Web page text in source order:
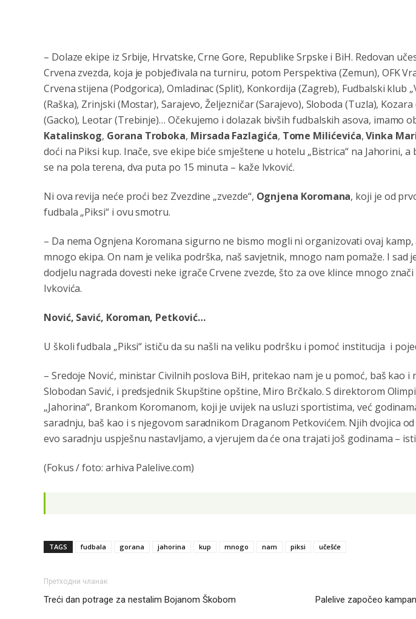
– Dolaze ekipe iz Srbije, Hrvatske, Crne Gore, Republike Srpske i BiH. Redovan
Crvena zvezda, koja je pobjeđivala na turniru, potom Perspektiva (Zemun), OFK
Crvena stijena (Podgorica), Omladinac (Split), Konkordija (Zagreb), Fudbalski klub
(Raška), Zrinjski (Mostar), Sarajevo, Željezničar (Sarajevo), Sloboda (Tuzla),
(Gacko), Leotar (Trebinje)… Očekujemo i dolazak bivših fudbalskih asova, imamo
Katalinskog, Gorana Troboka, Mirsada Fazlagića, Tome Milićevića,Vinka
doći na Piksi kup. Inače, sve ekipe biće smještene u hotelu „Bistrica“ na Jahorini,
se na pola terena, dva puta po 15 minuta – kaže Ivković.
Ni ova revija neće proći bez Zvezdine „zvezde“, Ognjena Koromana, koji je od
fudbala „Piksi“ i ovu smotru.
– Da nema Ognjena Koromana sigurno ne bismo mogli ni organizovati ovaj
mnogo ekipa. On nam je velika podrška, naš savjetnik, mnogo nam pomaže. I sad
dodjelu nagrada dovesti neke igrače Crvene zvezde, što za ove klince mnogo
Ivkovića.
Nović, Savić, Koroman, Petković…
U školi fudbala „Piksi“ ističu da su našli na veliku podršku i pomoć institucija i
– Sredoje Nović, ministar Civilnih poslova BiH, pritekao nam je u pomoć, baš kao i
Slobodan Savić, i predsjednik Skupštine opštine, Miro Brčkalo. S direktorom
„Jahorina“, Brankom Koromanom, koji je uvijek na usluzi sportistima, već
saradnju, baš kao i s njegovom saradnikom Draganom Petkovićem. Njih dvojica
evo saradnju uspješnu nastavljamo, a vjerujem da će ona trajati još godinama –
(Fokus / foto: arhiva Palelive.com)
TAGS fudbala gorana jahorina kup mnogo nam piksi učešće
Претходни чланак
Treći dan potrage za nestalim Bojanom Škobom Palelive započeo